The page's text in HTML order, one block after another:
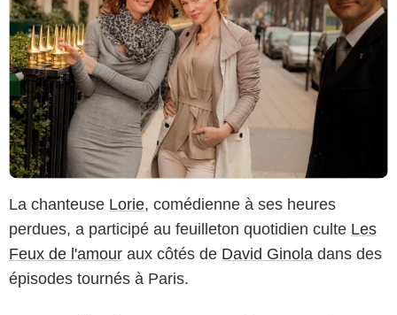
La chanteuse Lorie, comédienne à ses heures
perdues, a participé au feuilleton quotidien culte Les
Feux de l'amour aux côtés de David Ginola dans des
épisodes tournés à Paris.